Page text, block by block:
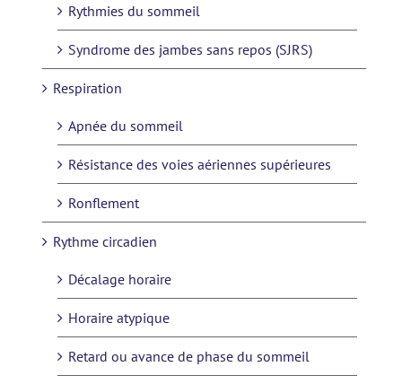
Rythmies du sommeil
Syndrome des jambes sans repos (SJRS)
Respiration
Apnée du sommeil
Résistance des voies aériennes supérieures
Ronflement
Rythme circadien
Décalage horaire
Horaire atypique
Retard ou avance de phase du sommeil